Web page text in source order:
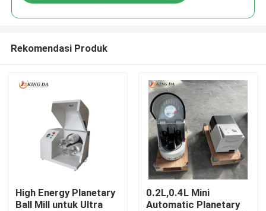
Rekomendasi Produk
High Energy Planetary
Ball Mill untuk Ultra
0.2L,0.4L Mini
Automatic Planetary